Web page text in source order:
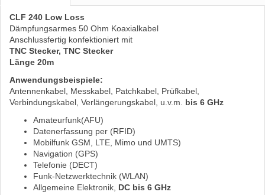
CLF 240 Low Loss
Dämpfungsarmes 50 Ohm Koaxialkabel
Anschlussfertig konfektioniert mit
TNC Stecker, TNC Stecker
Länge 20m
Anwendungsbeispiele:
Antennenkabel, Messkabel, Patchkabel, Prüfkabel,
Verbindungskabel, Verlängerungskabel, u.v.m. bis 6 GHz
Amateurfunk(AFU)
Datenerfassung per (RFID)
Mobilfunk GSM, LTE, Mimo und UMTS)
Navigation (GPS)
Telefonie (DECT)
Funk-Netzwerktechnik (WLAN)
Allgemeine Elektronik, DC bis 6 GHz